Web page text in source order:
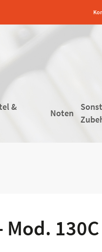
&
Noten
130C